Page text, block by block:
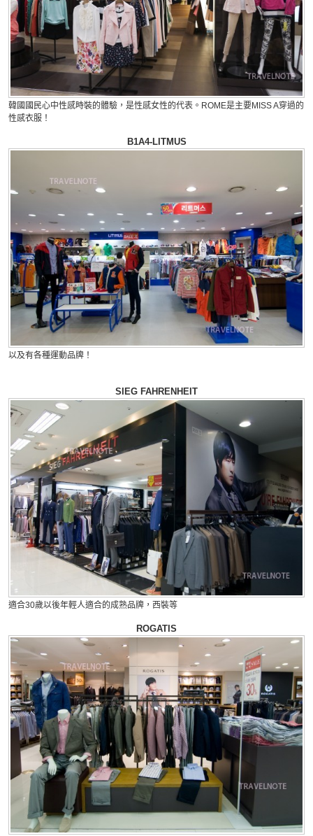
韓國國民心中性感時裝的體驗，是性感女性的代表。ROME是主要MISS A穿過的
性感衣服！
B1A4-LITMUS
以及有各種運動品牌！
SIEG FAHRENHEIT
適合30歲以後年輕人適合的成熟品牌，西裝等
ROGATIS